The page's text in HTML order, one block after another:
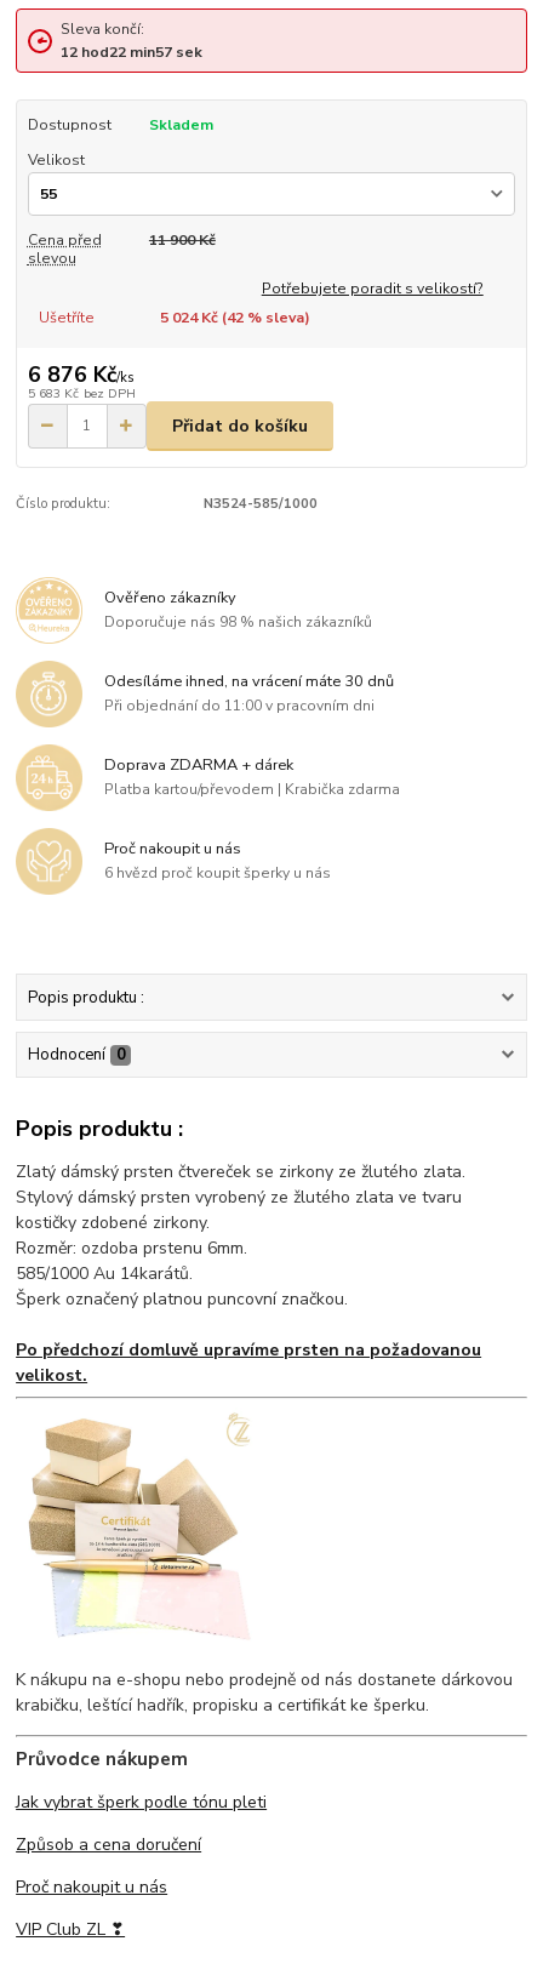
Sleva končí:
12hod22min56sek
Dostupnost
Skladem
Velikost
Cena před
slevou
11 900 Kč
Potřebujete poradit s velikostí?
Ušetříte
5 024 Kč (42% sleva)
6 876 Kč/ks
5 683 Kč bez DPH
Přidat do košíku
Číslo produktu: N3524-585/1000
Ověřeno zákazníky
Doporučuje nás 98 % našich zákazníků
Odesíláme ihned, na vrácení máte 30 dnů
Při objednání do 11:00 v pracovním dni
Doprava ZDARMA + dárek
Platba kartou/převodem | Krabička zdarma
Proč nakoupit u nás
6 hvězd proč koupit šperky u nás
Popis produktu :
Hodnocení 0
Popis produktu :
Zlatý dámský prsten čtvereček se zirkony ze žlutého zlata.
Stylový dámský prsten vyrobený ze žlutého zlata ve tvaru
kostičky zdobené zirkony.
Rozměr: ozdoba prstenu 6mm.
585/1000 Au 14karátů.
Šperk označený platnou puncovní značkou.
Po předchozí domluvě upravíme prsten na požadovanou
velikost.
K nákupu na e-shopu nebo prodejně od nás dostanete dárkovou
krabičku, leštící hadřík, propisku a certifikát ke šperku.
Průvodce nákupem
Jak vybrat šperk podle tónu pleti
Způsob a cena doručení
Proč nakoupit u nás
VIP Club ZL ❣